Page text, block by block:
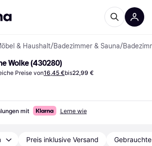
& Haushalt/Badezimmer & Sauna/
Wolke (430280)
Preise von16,45 €bis22,99 €
mit Lerne wie
Preis inklusive Versand